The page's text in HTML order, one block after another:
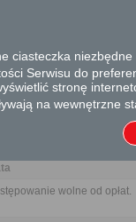
uchwała o rozwiązaniu
obecności członków
wolne od opłat.
ciasteczka
Serwisu do
stronę
na wewnętrzne